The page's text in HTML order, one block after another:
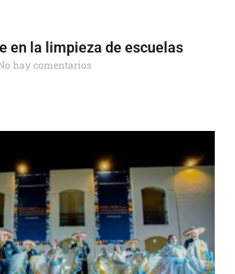
en la limpieza de escuelas
hay comentarios